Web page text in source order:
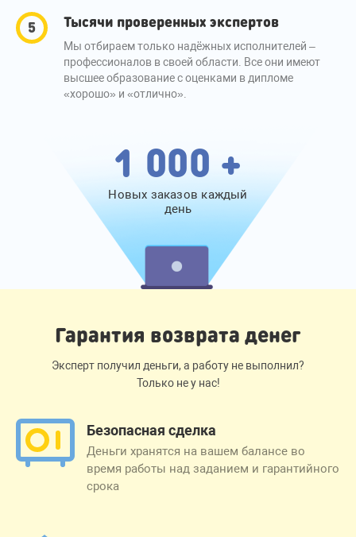
Тысячи проверенных экспертов
Мы отбираем только надёжных исполнителей –
профессионалов в своей области. Все они имеют
высшее образование с оценками в дипломе
«хорошо» и «отлично».
1 000 +
Новых заказов каждый
день
Гарантия возврата денег
Эксперт получил деньги, а работу не выполнил?
Только не у нас!
Безопасная сделка
Деньги хранятся на вашем балансе во
время работы над заданием и гарантийного
срока